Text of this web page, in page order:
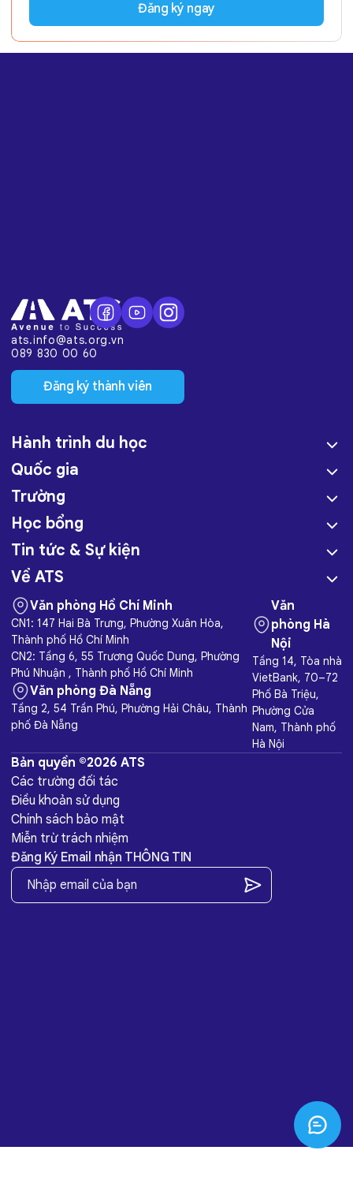
Đăng ký ngay
ats.info@ats.org.vn
089 830 00 60
Đăng ký thành viên
Hành trình du học
Quốc gia
Trường
Học bổng
Tin tức & Sự kiện
Về ATS
Văn phòng Hồ Chí Minh
CN1: 147 Hai Bà Trưng, Phường Xuân Hòa,
Thành phố Hồ Chí Minh
CN2: Tầng 6, 55 Trương Quốc Dung, Phường
Phú Nhuận , Thành phố Hồ Chí Minh
Văn phòng Đà Nẵng
Tầng 2, 54 Trần Phú, Phường Hải Châu, Thành
phố Đà Nẵng
Văn
phòng Hà
Nội
Tầng 14, Tòa nhà
VietBank, 70–72
Phố Bà Triệu,
Phường Cửa
Nam, Thành phố
Hà Nội
Bản quyền ©2026 ATS
Các trường đối tác
Điều khoản sử dụng
Chính sách bảo mật
Miễn trừ trách nhiệm
Đăng Ký Email nhận THÔNG TIN